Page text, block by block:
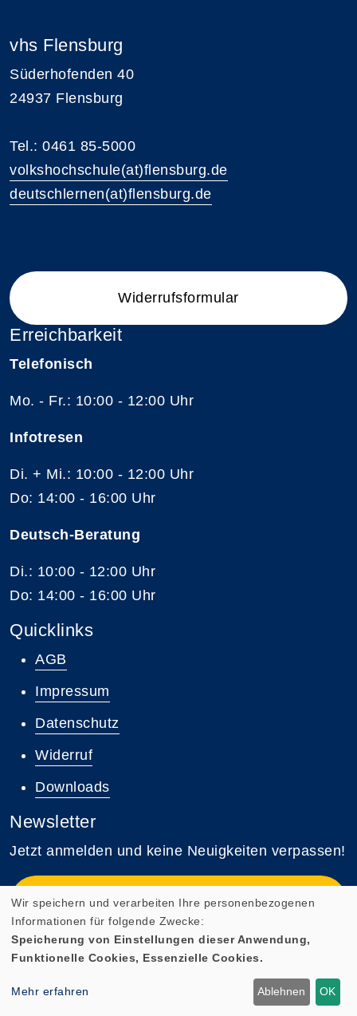
vhs Flensburg
Süderhofenden 40
24937 Flensburg
Tel.: 0461 85-5000
volkshochschule(at)flensburg.de
deutschlernen(at)flensburg.de
Widerrufsformular
Erreichbarkeit
Telefonisch
Mo. - Fr.: 10:00 - 12:00 Uhr
Infotresen
Di. + Mi.: 10:00 - 12:00 Uhr
Do: 14:00 - 16:00 Uhr
Deutsch-Beratung
Di.: 10:00 - 12:00 Uhr
Do: 14:00 - 16:00 Uhr
Quicklinks
AGB
Impressum
Datenschutz
Widerruf
Downloads
Newsletter
Jetzt anmelden und keine Neuigkeiten verpassen!
Zum Newsletter anmelden
Cookie Einstellungen
Wir speichern und verarbeiten Ihre personenbezogenen
Informationen für folgende Zwecke:
Speicherung von Einstellungen dieser Anwendung,
Funktionelle Cookies, Essenzielle Cookies.
Mehr erfahren Ablehnen OK